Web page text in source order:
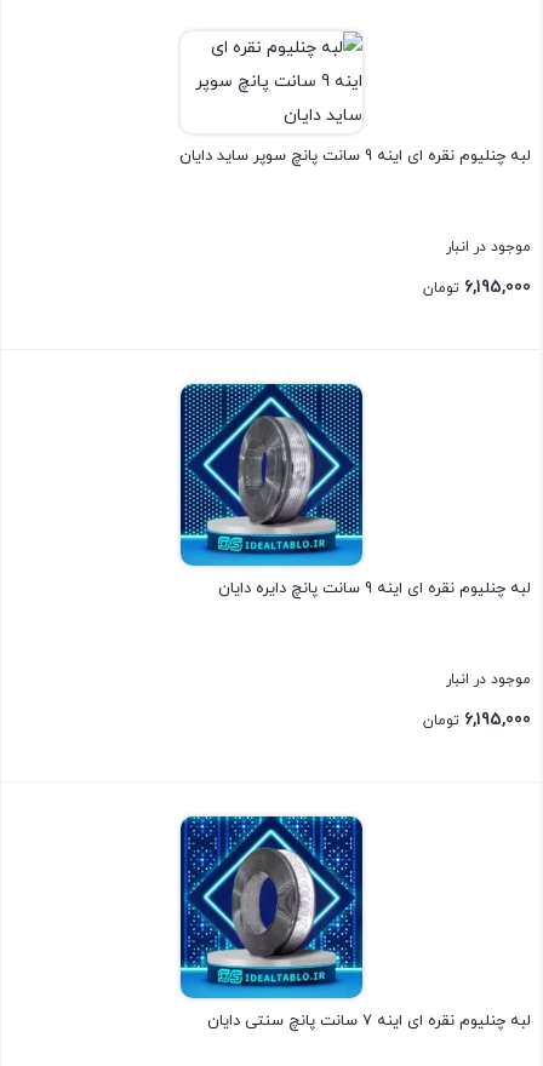
لبه چنلیوم نقره ای اینه 9 سانت پانچ سوپر ساید دایان
موجود در انبار
6,195,000 تومان
لبه چنلیوم نقره ای اینه 9 سانت پانچ دایره دایان
موجود در انبار
6,195,000 تومان
لبه چنلیوم نقره ای اینه 7 سانت پانچ سنتی دایان